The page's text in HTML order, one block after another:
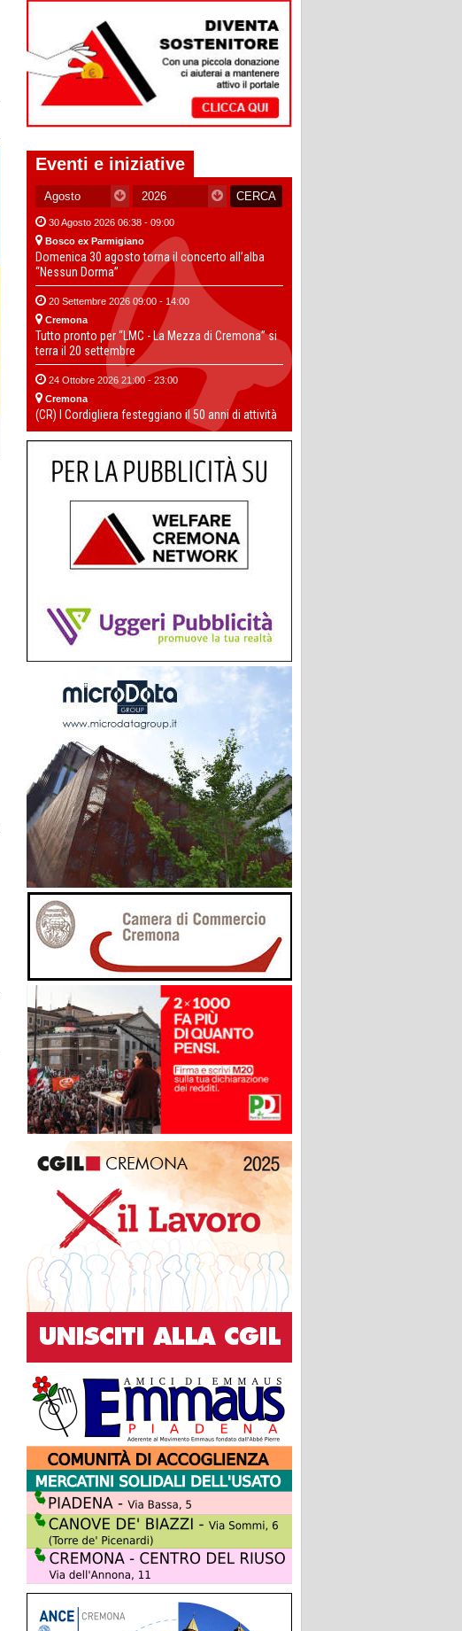
Eventi e iniziative
30 Agosto 2026 06:38 - 09:00
Bosco ex Parmigiano
Domenica 30 agosto torna il concerto all’alba
“Nessun Dorma”
20 Settembre 2026 09:00 - 14:00
Cremona
Tutto pronto per “LMC - La Mezza di Cremona” si
terra il 20 settembre
24 Ottobre 2026 21:00 - 23:00
Cremona
(CR) I Cordigliera festeggiano il 50 anni di attività